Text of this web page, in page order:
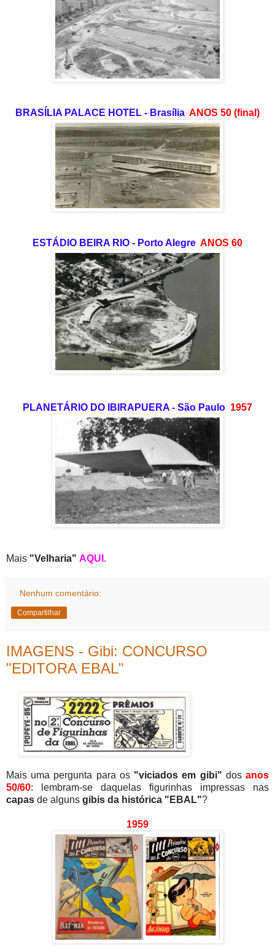
BRASÍLIA PALACE HOTEL - Brasília ANOS 50 (final)
ESTÁDIO BEIRA RIO - Porto Alegre ANOS 60
PLANETÁRIO DO IBIRAPUERA - São Paulo 1957
Mais "Velharia" AQUI .
Nenhum comentário:
Compartilhar
IMAGENS - Gibi: CONCURSO
"EDITORA EBAL"
Mais uma pergunta para os "viciados em gibi" dosanos
50/60: lembram-se daquelas figurinhas impressas nas
capas de alguns gibis da histórica "EBAL"?
1959